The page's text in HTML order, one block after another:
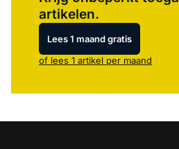
artikelen.
Lees 1 maand gratis
of lees 1 artikel per maand